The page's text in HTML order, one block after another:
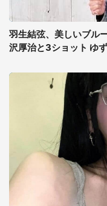
羽生結弦、美しいブル
沢厚治と3ショット ゆ